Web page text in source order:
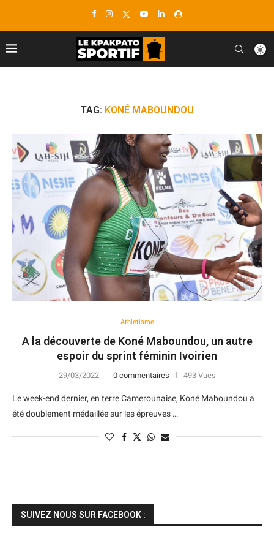
TAG: KONÉ MABOUNDOU
Athlétisme
A la découverte de Koné Maboundou, un autre
espoir du sprint féminin Ivoirien
29/03/2022 0 commentaires 493 Vues
Le week-end dernier, en terre Camerounaise, Koné Maboundou a
été doublement médaillée sur les épreuves …
SUIVEZ NOUS SUR FACEBOOK :